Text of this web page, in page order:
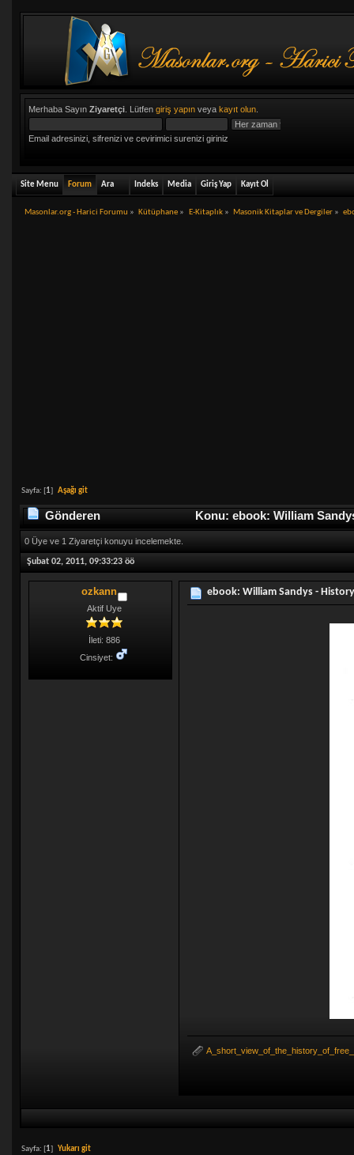
Merhaba Sayın Ziyaretçi. Lütfen giriş yapınveya kayıt olun.
Email adresinizi, sifrenizi ve cevirimici surenizi giriniz
Site Menu Forum Ara Indeks Media Giriş Yap Kayıt Ol
Masonlar.org - Harici Forumu » Kütüphane » E-Kitaplık» Masonik Kitaplar ve Dergiler»
Sayfa: [1] Aşağı git
Gönderen Konu: ebook: William
0 Üye ve 1 Ziyaretçi konuyu incelemekte.
Şubat 02, 2011, 09:33:23 öö
ozkann
Aktif Uye
İleti: 886
Cinsiyet:
ebook: William Sandys -
Sayfa: [1] Yukarı git